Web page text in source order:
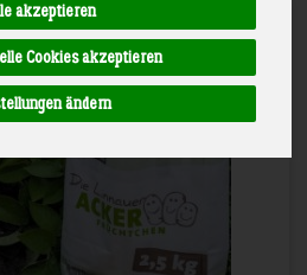
akzeptieren
Cookies akzeptieren
ändern
Art.-Nr. 951